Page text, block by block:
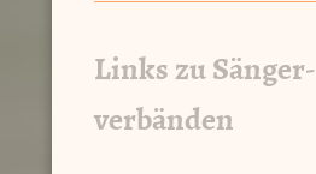
Links zu Sänger-
verbänden